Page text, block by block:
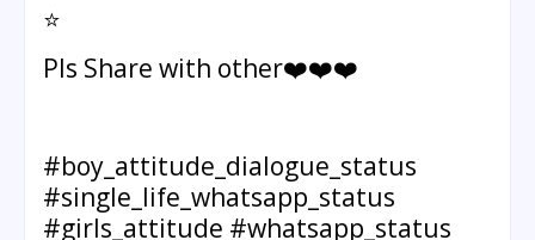
⭐️
Pls Share with other❤️❤️❤️
#boy_attitude_dialogue_status
#single_life_whatsapp_status
#girls_attitude #whatsapp_status